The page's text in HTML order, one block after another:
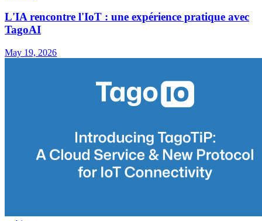
L'IA rencontre l'IoT : une expérience pratique avec
TagoAI
May 19, 2026